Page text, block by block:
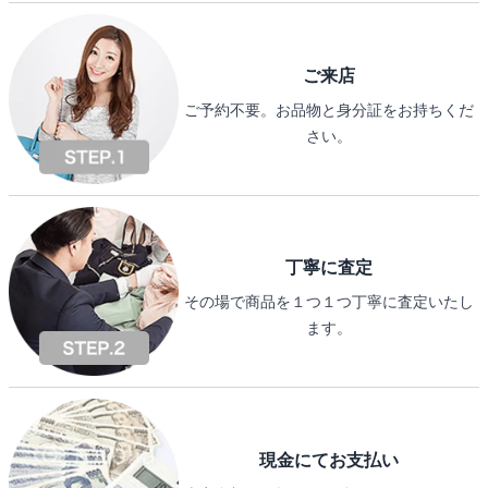
ご来店
ご予約不要。お品物と身分証をお持ちくだ
さい。
丁寧に査定
その場で商品を１つ１つ丁寧に査定いたし
ます。
現金にてお支払い